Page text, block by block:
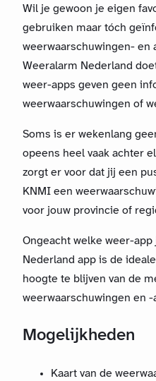
Wil je gewoon je eigen
gebruiken maar tóch
weerwaarschuwingen- en
Weeralarm Nederland
weer-apps geven geen
weerwaarschuwingen of
Soms is er wekenlang
opeens heel vaak achter
zorgt er voor dat jij een
KNMI een
voor jouw provincie of
Ongeacht welke weer-
Nederland app is de
hoogte te blijven van de
weerwaarschuwingen en -
Mogelijkheden
Kaart van de